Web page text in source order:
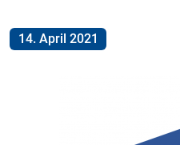
14. April 2021